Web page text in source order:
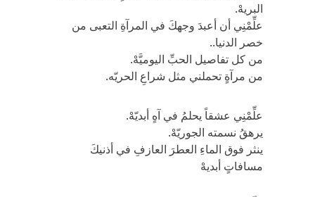
البريهْ.
علِّمْنِي أن أعبدَ وجهكَ في المرآةِ التعبى من
خصر الدنيا..
من كل تفاصيل الحبِّ اليوميَّهْ.
من مرآةٍ تحملني مثل شراعِ الحريّه.
علِّمْنِي عشقاً يحلمُ في آهٍ أبديّهْ.
يرهقُ نسمته الجوريّهْ.
ينثر فوق الماءِ العطرَ العازفِ في أذنيكَ
مسافاتٍ أبديهْ